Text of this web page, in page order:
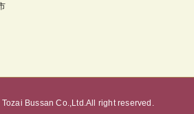
Bussan Co.,Ltd.All right reserved.